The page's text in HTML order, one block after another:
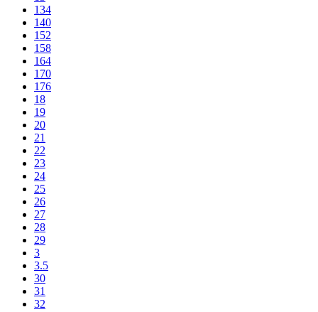
134
140
152
158
164
170
176
18
19
20
21
22
23
24
25
26
27
28
29
3
3.5
30
31
32